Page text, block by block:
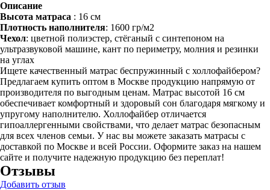
Описание
Высота матраса : 16 см
Плотность наполнителя: 1600 гр/м2
Чехол: цветной полиэстер, стёганый с синтепоном на
ультразвуковой машине, кант по периметру, молния и резинки
на углах
Ищете качественный матрас беспружинный с холлофайбером?
Предлагаем купить оптом в Москве продукцию напрямую от
производителя по выгодным ценам. Матрас высотой 16 см
обеспечивает комфортный и здоровый сон благодаря мягкому и
упругому наполнителю. Холлофайбер отличается
гипоаллергенными свойствами, что делает матрас безопасным
для всех членов семьи. У нас вы можете заказать матрасы с
доставкой по Москве и всей России. Оформите заказ на нашем
сайте и получите надежную продукцию без переплат!
Отзывы
Добавить отзыв